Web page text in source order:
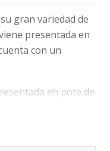
gran variedad de
presentada en
con un
en pote de
está